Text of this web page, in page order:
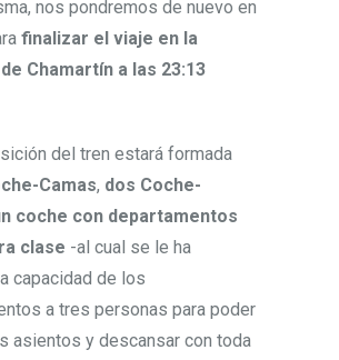
nos pondremos de nuevo en
finalizar el viaje en la
Chamartín a las 23:13
del tren estará formada
Camas, dos Coche-
coche con departamentos
clase -al cual se le ha
capacidad de los
a tres personas para poder
asientos y descansar con toda